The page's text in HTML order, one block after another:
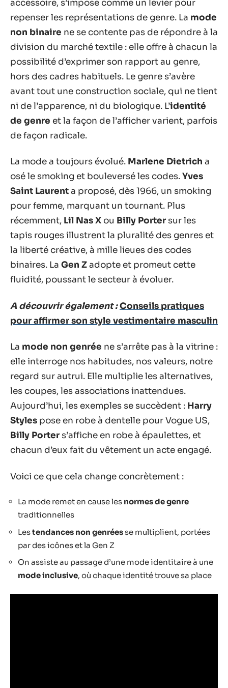
accessoire, s’impose comme un levier pour
repenser les représentations de genre. La mode
non binaire ne se contente pas de répondre à la
division du marché textile : elle offre à chacun la
possibilité d’exprimer son rapport au genre,
hors des cadres habituels. Le genre s’avère
avant tout une construction sociale, qui ne tient
ni de l’apparence, ni du biologique. L’identité
de genre et la façon de l’afficher varient, parfois
de façon radicale.
La mode a toujours évolué. Marlene Dietrich a
osé le smoking et bouleversé les codes.Yves
Saint Laurenta proposé, dès 1966, un smoking
pour femme, marquant un tournant. Plus
récemment, Lil Nas X ou Billy Porter sur les
tapis rouges illustrent la pluralité des genres et
la liberté créative, à mille lieues des codes
binaires. La Gen Zadopte et promeut cette
fluidité, poussant le secteur à évoluer.
A découvrir également :Conseils pratiques
pour affirmer son style vestimentaire masculin
La mode non genrée ne s’arrête pas à la vitrine :
elle interroge nos habitudes, nos valeurs, notre
regard sur autrui. Elle multiplie les alternatives,
les coupes, les associations inattendues.
Aujourd’hui, les exemples se succèdent : Harry
Styles pose en robe à dentelle pour Vogue US,
Billy Porter s’affiche en robe à épaulettes, et
chacun d’eux fait du vêtement un acte engagé.
Voici ce que cela change concrètement :
La mode remet en cause les normes de genre
traditionnelles
Lestendances non genréesse multiplient, portées
par des icônes et la Gen Z
On assiste au passage d’une mode identitaire à une
mode inclusive, où chaque identité trouve sa place